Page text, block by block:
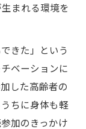
まれる環境を
きた」という
ベーションに
した高齢者の
ちに身体も軽
加のきっかけ